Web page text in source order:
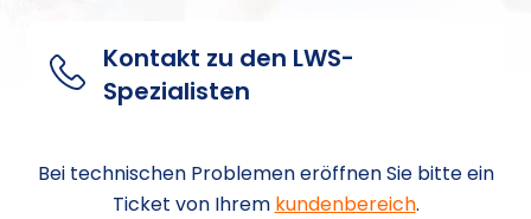
Kontakt zu den LWS-
Spezialisten
Bei technischen Problemen eröffnen Sie bitte ein
Ticket von Ihrem kundenbereich.